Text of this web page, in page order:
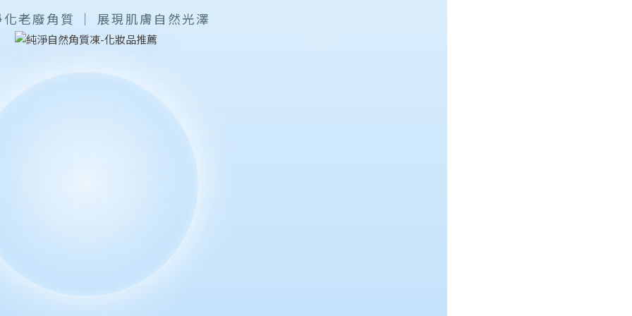
化老廢角質 ｜ 展現肌膚自然光澤